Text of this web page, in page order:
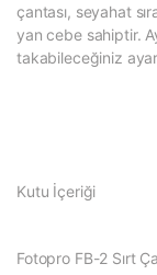
çantası, seyahat
yan cebe sahiptir.
takabileceğiniz
Kutu İçeriği
Fotopro FB-2 Sırt